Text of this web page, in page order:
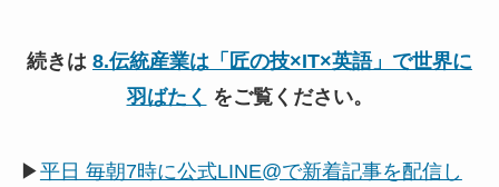
続きは 8.伝統産業は「匠の技×IT×英語」で世界に
羽ばたく をご覧ください。
▶平日 毎朝7時に公式LINE@で新着記事を配信し